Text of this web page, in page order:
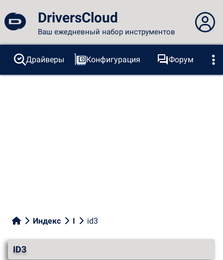
DriversCloud
Ваш ежедневный набор инструментов
Вы не вошли в систему...
Вход на сайт
Драйверы Конфигурация
Форум
Зонды
BSOD Инструменты
Индекс I id3
ID3